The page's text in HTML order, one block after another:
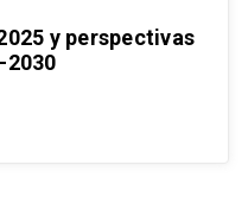
y perspectivas